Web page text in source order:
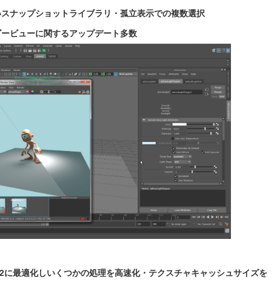
ナップショットライブラリ・孤立表示での複数選択
ビューに関するアップデート多数
最適化しいくつかの処理を高速化・テクスチャキャッシュサイズを